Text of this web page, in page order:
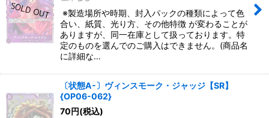
※製造場所や時期、封入パックの種類によって色
合い、紙質、光り方、その他特徴 が変わることが
ありますが、同一在庫として扱っております。特
定のものを選んでのご購入はできません。(商品名
に詳細な…
〔状態A-〕ヴィンスモーク・ジャッジ【SR】
{OP06-062}
70円(税込)